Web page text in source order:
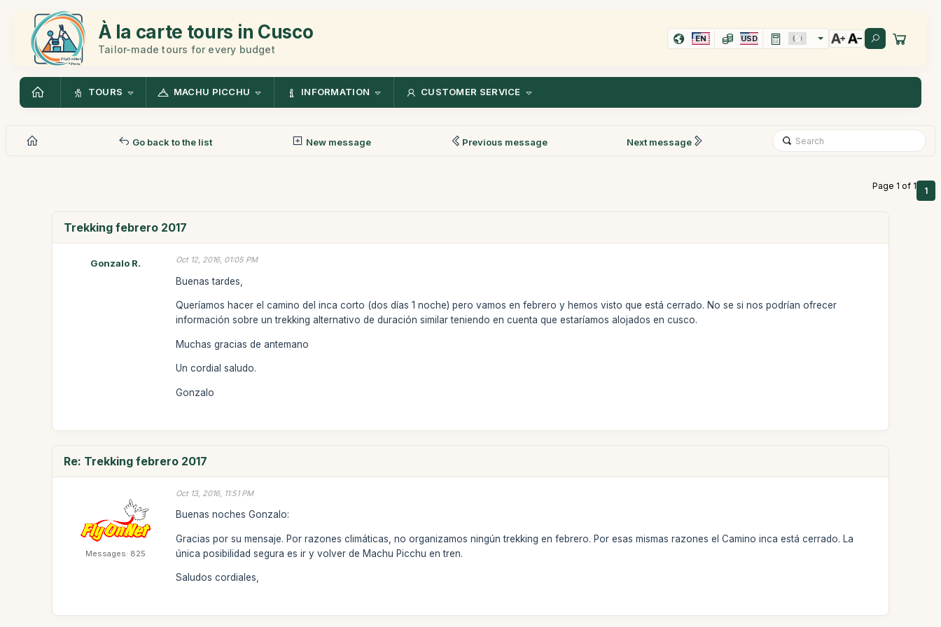
À la carte tours in Cusco
Tailor-made tours for every budget
EN USD
TOURS MACHU PICCHU INFORMATION CUSTOMER SERVICE
Go back to the list New message Previous message Next message
Page 1 of 1 1
Trekking febrero 2017
Gonzalo R. Oct 12, 2016, 01:05 PM
Buenas tardes,
Queríamos hacer el camino del inca corto (dos días 1 noche) pero vamos en febrero y hemos visto que está cerrado. No se si nos podrían ofrecer
información sobre un trekking alternativo de duración similar teniendo en cuenta que estaríamos alojados en cusco.
Muchas gracias de antemano
Un cordial saludo.
Gonzalo
Re: Trekking febrero 2017
Messages: 825
Oct 13, 2016, 11:51 PM
Buenas noches Gonzalo:
Gracias por su mensaje. Por razones climáticas, no organizamos ningún trekking en febrero. Por esas mismas razones el Camino inca está cerrado. La
única posibilidad segura es ir y volver de Machu Picchu en tren.
Saludos cordiales,